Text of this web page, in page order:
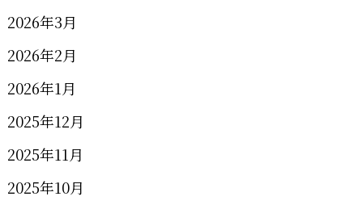
2026年3月
2026年2月
2026年1月
2025年12月
2025年11月
2025年10月